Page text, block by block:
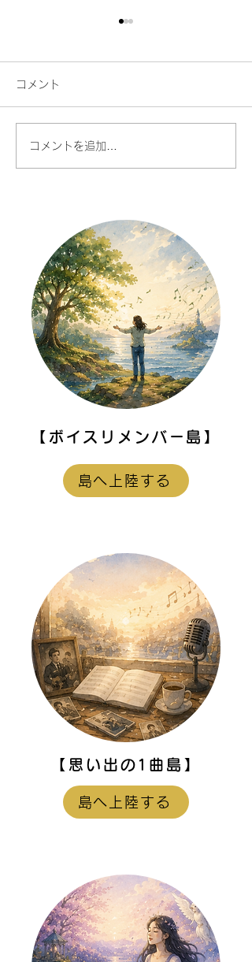
AI時代だからこそ、あな
コメント
コメントを追加…
【ボイスリメンバー島】
島へ上陸する
【思い出の1曲島】
島へ上陸する